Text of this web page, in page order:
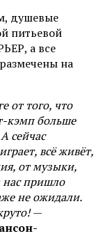
душевые
питьевой
а все
на
от того, что
кэмп больше
сейчас
всё живёт,
от музыки,
нас пришло
не ожидали.
—